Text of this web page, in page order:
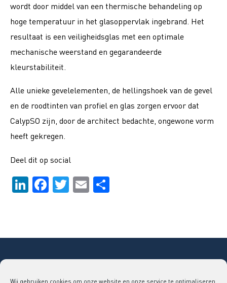
Wij gebruiken cookies om onze website en onze service te optimaliseren.
wordt door middel van een thermische behandeling op
hoge temperatuur in het glasoppervlak ingebrand. Het
resultaat is een veiligheidsglas met een optimale
mechanische weerstand en gegarandeerde
kleurstabiliteit.
Alle unieke gevelelementen, de hellingshoek van de gevel
en de roodtinten van profiel en glas zorgen ervoor dat
CalypSO zijn, door de architect bedachte, ongewone vorm
heeft gekregen.
Deel dit op social
LinkedIn
Facebook
Twitter
Email